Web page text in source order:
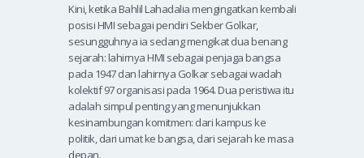
Kini, ketika Bahlil Lahadalia mengingatkan kembali
posisi HMI sebagai pendiri Sekber Golkar,
sesungguhnya ia sedang mengikat dua benang
sejarah: lahirnya HMI sebagai penjaga bangsa
pada 1947 dan lahirnya Golkar sebagai wadah
kolektif 97 organisasi pada 1964. Dua peristiwa itu
adalah simpul penting yang menunjukkan
kesinambungan komitmen: dari kampus ke
politik, dari umat ke bangsa, dari sejarah ke masa
depan.